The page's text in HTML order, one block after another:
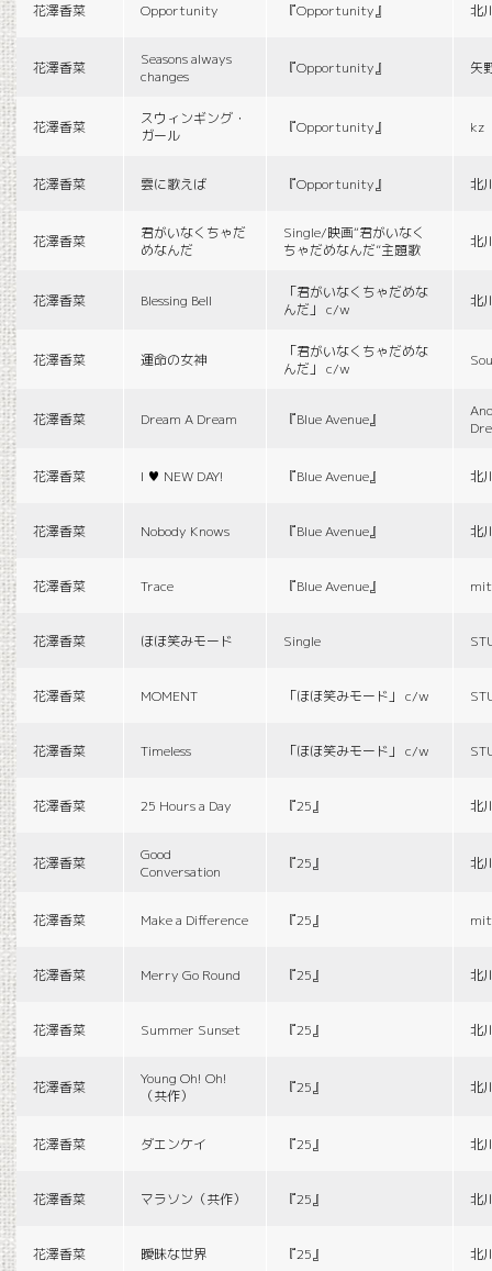
花澤香菜 Opportunity 『Opportunity』 北
花澤香菜
Seasons always
changes
『Opportunity』 矢
花澤香菜
スウィンギング・
ガール
『Opportunity』 kz
花澤香菜 雲に歌えば 『Opportunity』 北
花澤香菜
君がいなくちゃだ
めなんだ
Single/映画“君がいなく
ちゃだめなんだ”主題歌
北
花澤香菜 Blessing Bell
「君がいなくちゃだめな
んだ」 c/w
北
花澤香菜 運命の女神
「君がいなくちゃだめな
んだ」 c/w
花澤香菜 Dream A Dream 『Blue Avenue』
花澤香菜 I ♥ NEW DAY! 『Blue Avenue』 北
花澤香菜 Nobody Knows 『Blue Avenue』 北
花澤香菜 Trace 『Blue Avenue』
花澤香菜 ほほ笑みモード Single
花澤香菜 MOMENT 「ほほ笑みモード」 c/w
花澤香菜 Timeless 「ほほ笑みモード」 c/w
花澤香菜 25 Hours a Day 『25』 北
花澤香菜
Good
Conversation
『25』 北
花澤香菜 Make a Difference 『25』
花澤香菜 Merry Go Round 『25』 北
花澤香菜 Summer Sunset 『25』 北
花澤香菜
Young Oh! Oh!
（共作）
『25』 北
花澤香菜 ダエンケイ 『25』 北
花澤香菜 マラソン（共作） 『25』 北
花澤香菜 曖昧な世界 『25』 北